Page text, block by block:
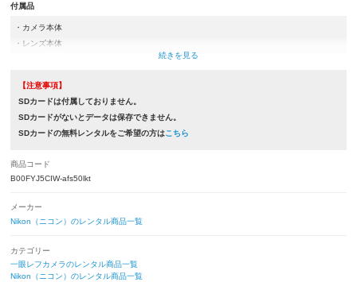
付属品
・カメラ本体
・レンズ本体
・充電器類(ACアダプター,USBケーブルもしくは充電器)
・ネックストラップ
・カメラケース
・レンズケース
・ボディキャップ
※取扱説明書とレンズフードは付属していない商品もございます。
【注意事項】
SDカードは付属しておりません。
SDカードがないとデータは保存できません。
SDカードの無料レンタルをご希望の方はこちら
商品コード
B00FYJ5CIW-afs50lkt
メーカー
Nikon（ニコン）のレンタル商品一覧
カテゴリー
一眼レフカメラのレンタル商品一覧
Nikon（ニコン）のレンタル商品一覧